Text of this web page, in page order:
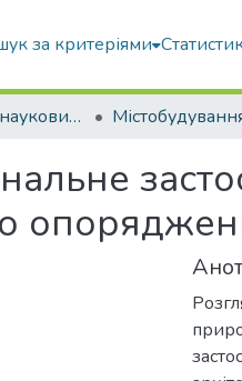
за критеріями
Вибрані статті з наукових збірників КНУБА